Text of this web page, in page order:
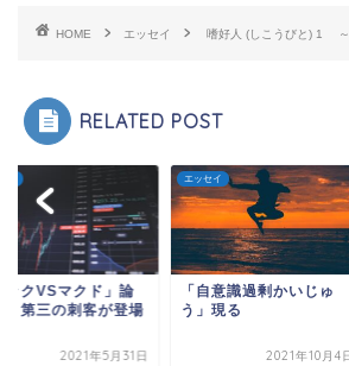
HOME エッセイ 嗜好人 (しこうびと) 1 ～
RELATED POST
ックVSマクド」論
、第三の刺客が登場
2021年5月31日
エッセイ
「自意識過剰かいじゅ
う」現る
2021年10月4